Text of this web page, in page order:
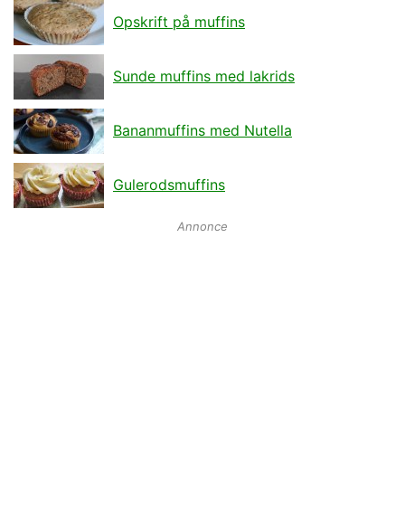
Opskrift på muffins
Sunde muffins med lakrids
Bananmuffins med Nutella
Gulerodsmuffins
Annonce